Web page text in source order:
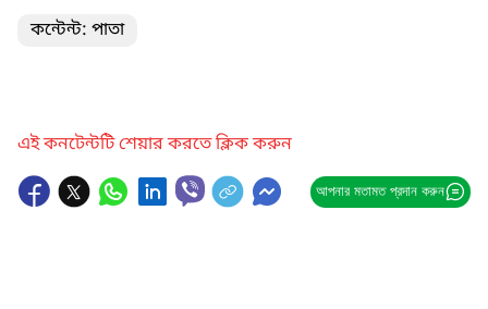
কন্টেন্ট: পাতা
এই কনটেন্টটি শেয়ার করতে ক্লিক করুন
আপনার মতামত প্রদান করুন